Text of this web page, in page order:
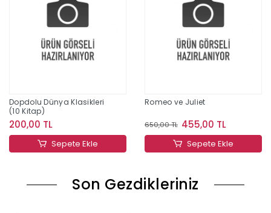
Dopdolu Dünya Klasikleri
(10 Kitap)
200,00 TL
Sepete Ekle
Romeo ve Juliet
650,00 TL 455,00 TL
Sepete Ekle
Son Gezdikleriniz